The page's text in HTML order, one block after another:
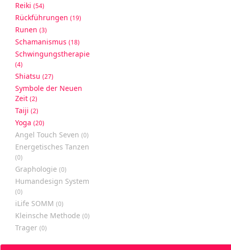
Reiki (54)
Rückführungen (19)
Runen (3)
Schamanismus (18)
Schwingungstherapie
(4)
Shiatsu (27)
Symbole der Neuen
Zeit (2)
Taiji (2)
Yoga (20)
Angel Touch Seven (0)
Energetisches Tanzen
(0)
Graphologie (0)
Humandesign System
(0)
iLife SOMM (0)
Kleinsche Methode (0)
Trager (0)